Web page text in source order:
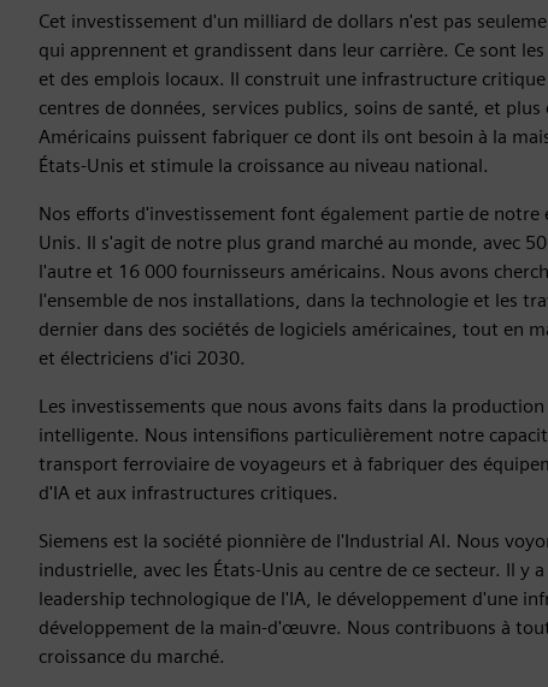
Cet investissement d'un milliard de dollars n'est pas
qui apprennent et grandissent dans leur carrière. Ce sont
et des emplois locaux. Il construit une infrastructure
centres de données, services publics, soins de santé, et
Américains puissent fabriquer ce dont ils ont besoin à la
États-Unis et stimule la croissance au niveau national.
Nos efforts d'investissement font également partie de
Unis. Il s'agit de notre plus grand marché au monde, avec
l'autre et 16 000 fournisseurs américains. Nous avons
l'ensemble de nos installations, dans la technologie et les
dernier dans des sociétés de logiciels américaines, tout en
et électriciens d'ici 2030.
Les investissements que nous avons faits dans la
intelligente. Nous intensifions particulièrement notre
transport ferroviaire de voyageurs et à fabriquer des
d'IA et aux infrastructures critiques.
Siemens est la société pionnière de l'Industrial AI. Nous
industrielle, avec les États-Unis au centre de ce secteur. Il y
leadership technologique de l'IA, le développement d'une
développement de la main-d'œuvre. Nous contribuons à
croissance du marché.